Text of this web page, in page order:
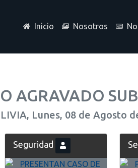
Inicio Nosotros
AGRAVADO
Lunes, 08 de Agosto
Seguridad